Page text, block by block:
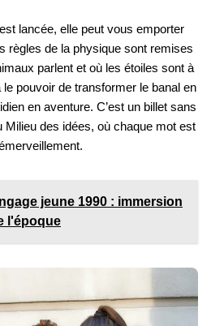
lancée, elle peut vous emporter
règles de la physique sont remises
parlent et où les étoiles sont à
pouvoir de transformer le banal en
en aventure. C’est un billet sans
Milieu des idées, où chaque mot est
jeune 1990 : immersion
l'époque